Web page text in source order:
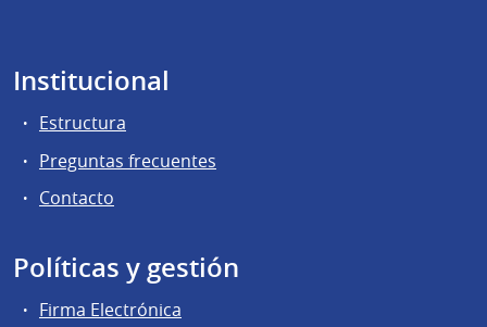
Institucional
Estructura
Preguntas frecuentes
Contacto
Políticas y gestión
Firma Electrónica